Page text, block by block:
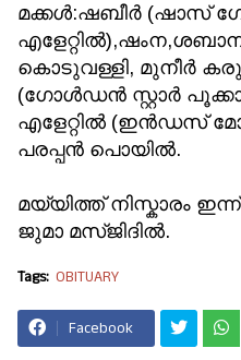
മക്കൾ:ഷബീർ (ഷാസ്
കൊടുവള്ളി, മുനീർ
(ഗോൾഡൻ സ്റ്റാർ
എളേറ്റിൽ (ഇൻഡസ്
പരപ്പൻ പൊയിൽ.
മയ്യിത്ത് നിസ്കാരം
ജുമാ മസ്ജിദിൽ.
Tags: OBITUARY
Facebook